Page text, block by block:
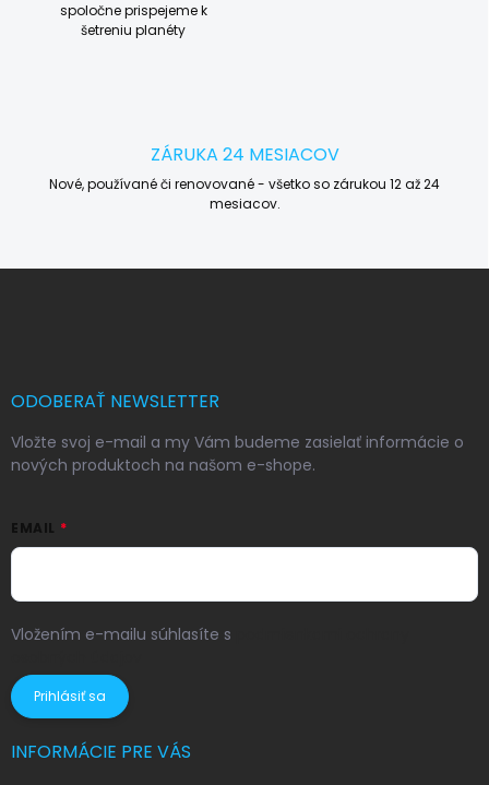
spoločne prispejeme k
šetreniu planéty
ZÁRUKA 24 MESIACOV
Nové, používané či renovované - všetko so zárukou 12 až 24
mesiacov.
ODOBERAŤ NEWSLETTER
Vložte svoj e-mail a my Vám budeme zasielať informácie o
nových produktoch na našom e-shope.
EMAIL
Vložením e-mailu súhlasíte s
Prihlásiť sa
INFORMÁCIE PRE VÁS